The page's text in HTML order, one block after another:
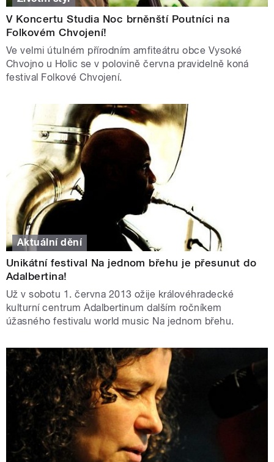
V Koncertu Studia Noc brněnští Poutníci na
Folkovém Chvojení!
Ve velmi útulném přírodním amfiteátru obce Vysoké
Chvojno u Holic se v polovině června pravidelně koná
festival Folkové Chvojení.
Aktuální dění
Unikátní festival Na jednom břehu je přesunut do
Adalbertina!
Už v sobotu 1. června 2013 ožije královéhradecké
kulturní centrum Adalbertinum dalším ročníkem
úžasného festivalu world music Na jednom břehu.